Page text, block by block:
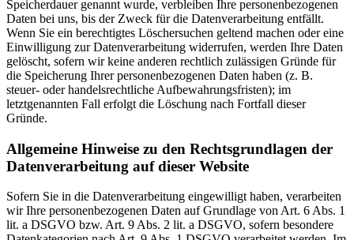
Speicherdauer genannt wurde, verbleiben Ihre personenbezogenen
Daten bei uns, bis der Zweck für die Datenverarbeitung entfällt.
Wenn Sie ein berechtigtes Löschersuchen geltend machen oder eine
Einwilligung zur Datenverarbeitung widerrufen, werden Ihre Daten
gelöscht, sofern wir keine anderen rechtlich zulässigen Gründe für
die Speicherung Ihrer personenbezogenen Daten haben (z. B.
steuer- oder handelsrechtliche Aufbewahrungsfristen); im
letztgenannten Fall erfolgt die Löschung nach Fortfall dieser
Gründe.
Allgemeine Hinweise zu den Rechtsgrundlagen der
Datenverarbeitung auf dieser Website
Sofern Sie in die Datenverarbeitung eingewilligt haben, verarbeiten
wir Ihre personenbezogenen Daten auf Grundlage von Art. 6 Abs. 1
lit. a DSGVO bzw. Art. 9 Abs. 2 lit. a DSGVO, sofern besondere